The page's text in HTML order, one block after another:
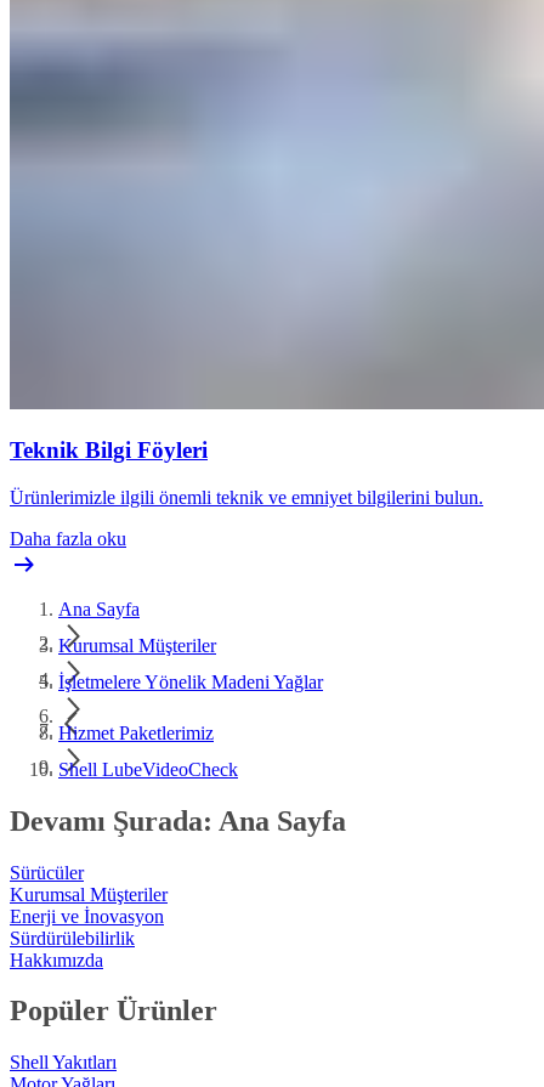
Teknik Bilgi Föyleri
Ürünlerimizle ilgili önemli teknik ve emniyet bilgilerini bulun.
Daha fazla oku
Ana Sayfa
Kurumsal Müşteriler
İşletmelere Yönelik Madeni Yağlar
Hizmet Paketlerimiz
Shell LubeVideoCheck
Devamı Şurada: Ana Sayfa
Sürücüler
Kurumsal Müşteriler
Enerji ve İnovasyon
Sürdürülebilirlik
Hakkımızda
Popüler Ürünler
Shell Yakıtları